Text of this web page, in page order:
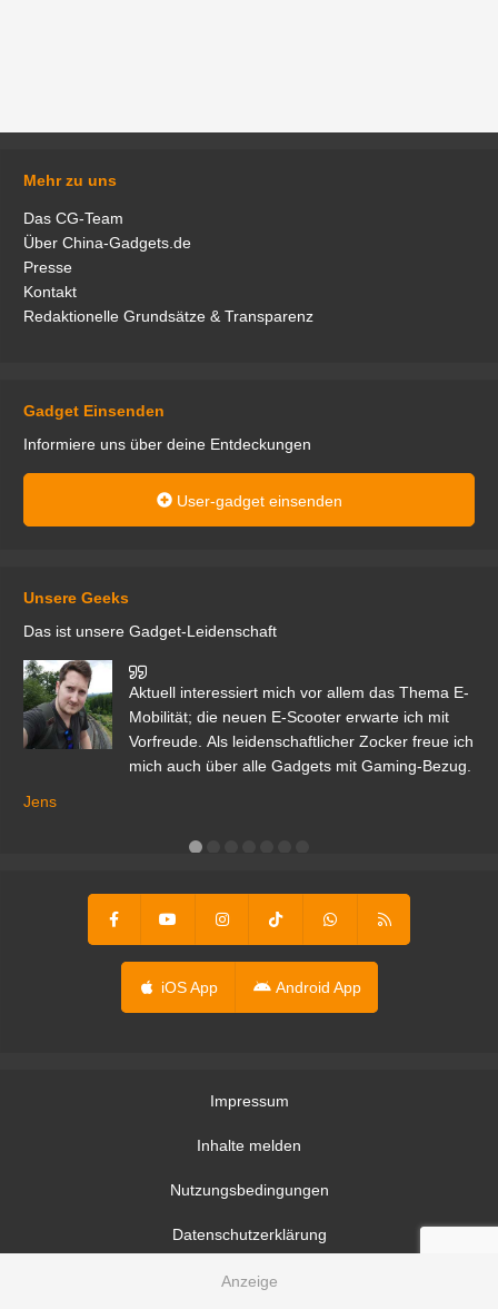
Mehr zu uns
Das CG-Team
Über China-Gadgets.de
Presse
Kontakt
Redaktionelle Grundsätze & Transparenz
Gadget Einsenden
Informiere uns über deine Entdeckungen
User-gadget einsenden
Unsere Geeks
Das ist unsere Gadget-Leidenschaft
Aktuell interessiert mich vor allem das Thema E-
Mobilität; die neuen E-Scooter erwarte ich mit
Vorfreude. Als leidenschaftlicher Zocker freue ich
mich auch über alle Gadgets mit Gaming-Bezug.
Jens
iOS App Android App
Impressum
Inhalte melden
Nutzungsbedingungen
Datenschutzerklärung
Datenschutzeinstellungen